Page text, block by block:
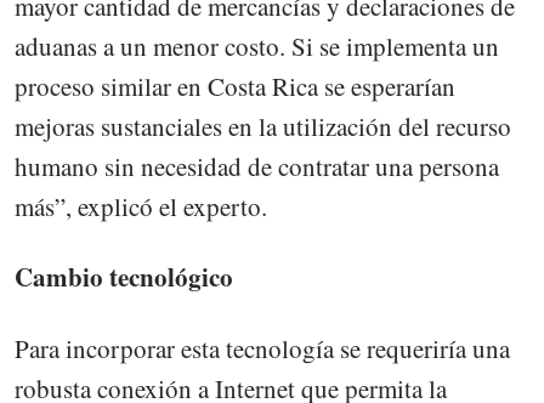
aduanas a un menor costo. Si se implementa un
proceso similar en Costa Rica se esperarían
mejoras sustanciales en la utilización del recurso
humano sin necesidad de contratar una persona
más”, explicó el experto.
Cambio tecnológico
Para incorporar esta tecnología se requeriría una
robusta conexión a Internet que permita la